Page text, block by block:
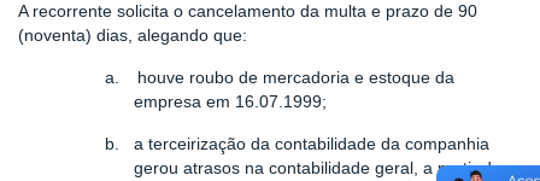
A recorrente solicita o cancelamento da multa e prazo de 90
(noventa) dias, alegando que:
a.
houve roubo de mercadoria e estoque da
empresa em 16.07.1999;
b.
a terceirização da contabilidade da companhia
gerou atrasos na contabilidade geral, a partir do